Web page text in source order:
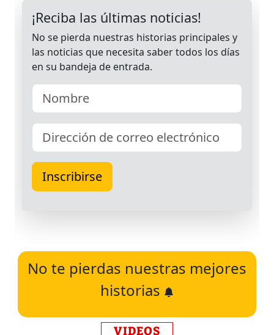
No te pierdas nuestras mejores
historias
VIDEOS